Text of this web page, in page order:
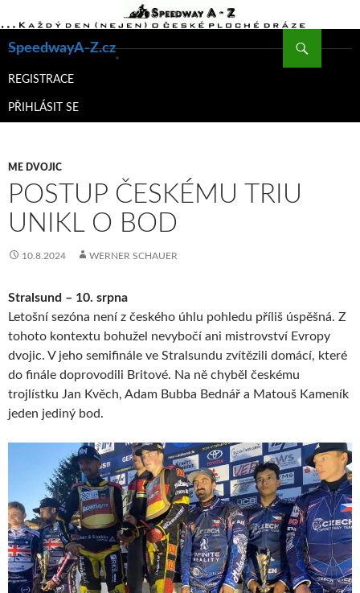
SpeedwayA-Z.cz
K
WEBU
REGISTRACE
PŘIHLÁSIT SE
ME DVOJIC
POSTUP ČESKÉMU TRIU
UNIKL O BOD
10.8.2024 WERNER SCHAUER
Stralsund – 10. srpna
Letošní sezóna není z českého úhlu pohledu příliš úspěšná. Z
tohoto kontextu bohužel nevybočí ani mistrovství Evropy
dvojic. V jeho semifinále ve Stralsundu zvítězili domácí, které
do finále doprovodili Britové. Na ně chyběl českému
trojlístku Jan Kvěch, Adam Bubba Bednář a Matouš Kameník
jeden jediný bod.